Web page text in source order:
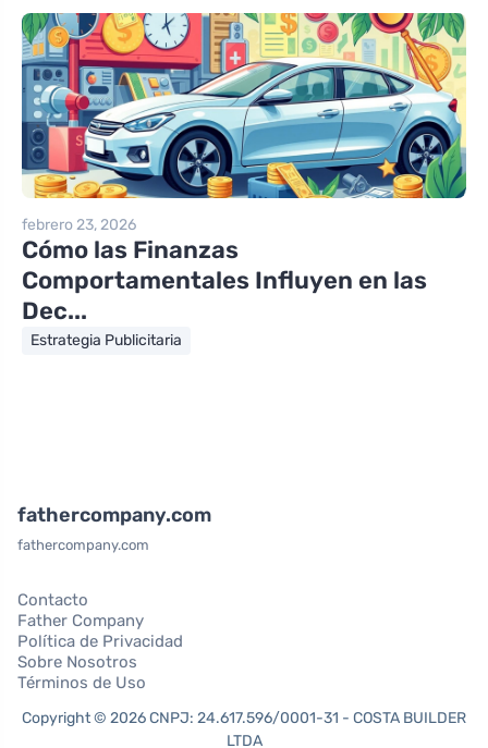
febrero 23, 2026
Cómo las Finanzas
Comportamentales Influyen en las
Dec...
Estrategia Publicitaria
fathercompany.com
fathercompany.com
Contacto
Father Company
Política de Privacidad
Sobre Nosotros
Términos de Uso
Copyright © 2026 CNPJ: 24.617.596/0001-31 - COSTA BUILDER
LTDA